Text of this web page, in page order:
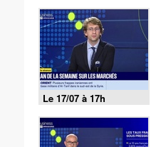
Le 17/07 à 17h